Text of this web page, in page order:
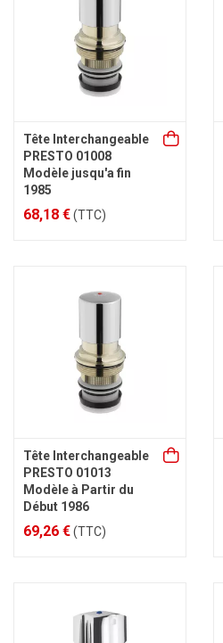
Tête Interchangeable
PRESTO 01008
Modèle jusqu'a fin
1985
68,18 €(TTC)
Tête Interchangeable
PRESTO 01013
Modèle à Partir du
Début 1986
69,26 €(TTC)